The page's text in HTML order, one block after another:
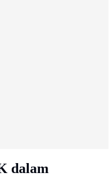
dalam